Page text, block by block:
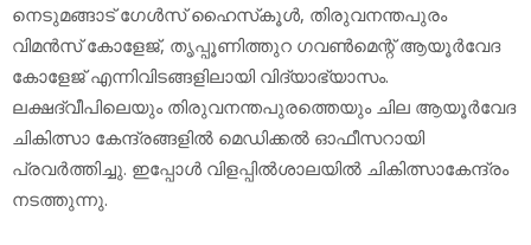
നെടുമങ്ങാട് ഗേള്‍സ് ഹൈസ്‌കൂള്‍, തിരുവനന്തപുരം
വിമന്‍സ് കോളേജ്, തൃപ്പൂണിത്തുറ ഗവണ്‍മെന്റ് ആയൂര്‍വേദ
കോളേജ് എന്നിവിടങ്ങളിലായി വിദ്യാഭ്യാസം.
ലക്ഷദ്വീപിലെയും തിരുവനന്തപുരത്തെയും ചില ആയൂര്‍വേദ
ചികിത്സാ കേന്ദ്രങ്ങളില്‍ മെഡിക്കല്‍ ഓഫീസറായി
പ്രവര്‍ത്തിച്ചു. ഇപ്പോള്‍ വിളപ്പില്‍ശാലയില്‍ ചികിത്സാകേന്ദ്രം
നടത്തുന്നു.